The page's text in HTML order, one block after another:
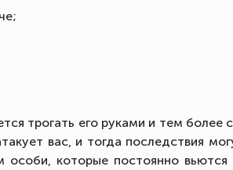
трогать его руками и тем
вас, и тогда последствия
которые постоянно